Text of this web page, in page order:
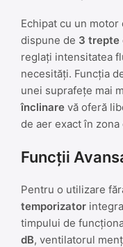
Echipat cu un motor
dispune de 3 trepte
reglați intensitatea
necesități. Funcția
unei suprafețe mai
înclinare vă oferă
de aer exact în zona
Funcții
Pentru o utilizare
temporizator
timpului de
dB, ventilatorul